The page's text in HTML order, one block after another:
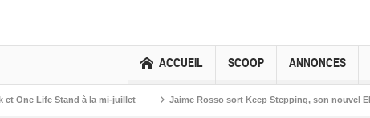
ACCUEIL SCOOP ANNONCES
Life Stand à la mi-juillet Jaime Rosso sort Keep Stepping, son nouvel EP